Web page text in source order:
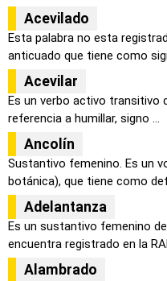
Acevilado
Esta palabra no esta
anticuado que tiene como
Acevilar
Es un verbo activo transitivo
referencia a humillar, signo ...
Ancolín
Sustantivo femenino. Es un
botánica), que tiene como
Adelantanza
Es un sustantivo femenino
encuentra registrado en la
Alambrado